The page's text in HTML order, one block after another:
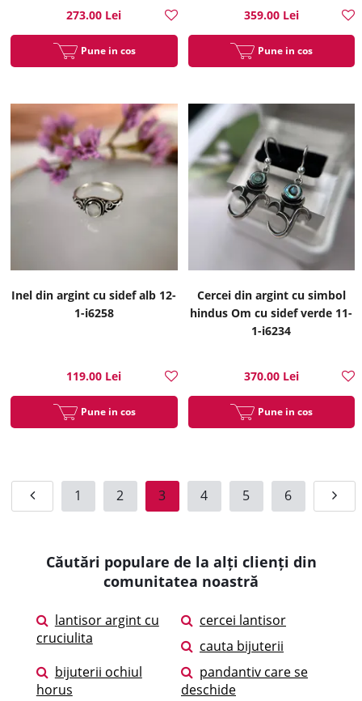
273.00 Lei
Pune in cos
359.00 Lei
Pune in cos
Inel din argint cu sidef alb 12-
1-i6258
119.00 Lei
Pune in cos
Cercei din argint cu simbol
hindus Om cu sidef verde 11-
1-i6234
370.00 Lei
Pune in cos
1 2 3 4 5 6
Căutări populare de la alți clienți din
comunitatea noastră
lantisor argint cu
cruciulita
cercei lantisor
cauta bijuterii
bijuterii ochiul
horus
pandantiv care se
deschide